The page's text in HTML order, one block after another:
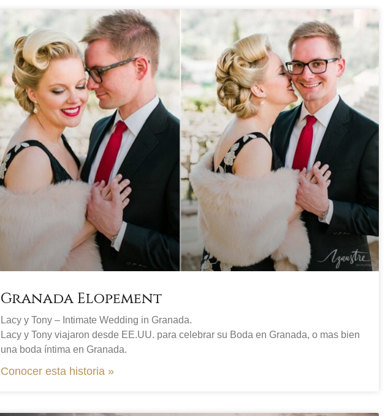
Granada Elopement
Lacy y Tony – Intimate Wedding in Granada.
Lacy y Tony viajaron desde EE.UU. para celebrar su Boda en Granada, o mas bien
una boda íntima en Granada.
Conocer esta historia »